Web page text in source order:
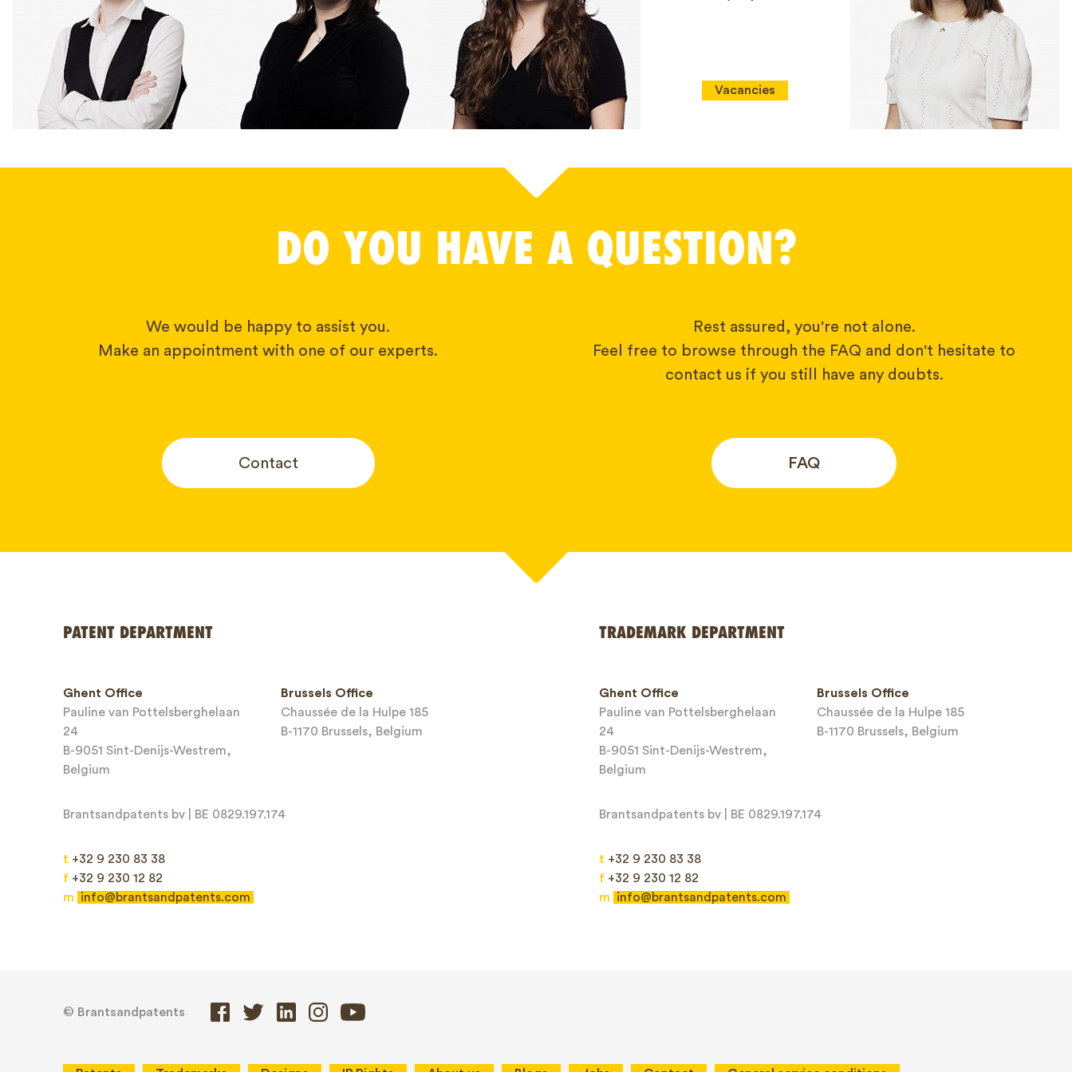
Vacancies
DO YOU HAVE A QUESTION?
We would be happy to assist you.
Make an appointment with one of our experts.
Contact
Rest assured, you're not alone.
Feel free to browse through the FAQ and don't hesitate to
contact us if you still have any doubts.
FAQ
Email*
PATENT DEPARTMENT
Ghent Office
Pauline van Pottelsberghelaan
24
B-9051 Sint-Denijs-Westrem,
Belgium
Brussels Office
Chaussée de la Hulpe 185
B-1170 Brussels, Belgium
Brantsandpatents bv | BE 0829.197.174
t +32 9 230 83 38
f +32 9 230 12 82
m
info@brantsandpatents.com
TRADEMARK DEPARTMENT
Ghent Office
Pauline van Pottelsberghelaan
24
B-9051 Sint-Denijs-Westrem,
Belgium
Brussels Office
Chaussée de la Hulpe 185
B-1170 Brussels, Belgium
Brantsandpatents bv | BE 0829.197.174
t +32 9 230 83 38
f +32 9 230 12 82
m
info@brantsandpatents.com
© Brantsandpatents